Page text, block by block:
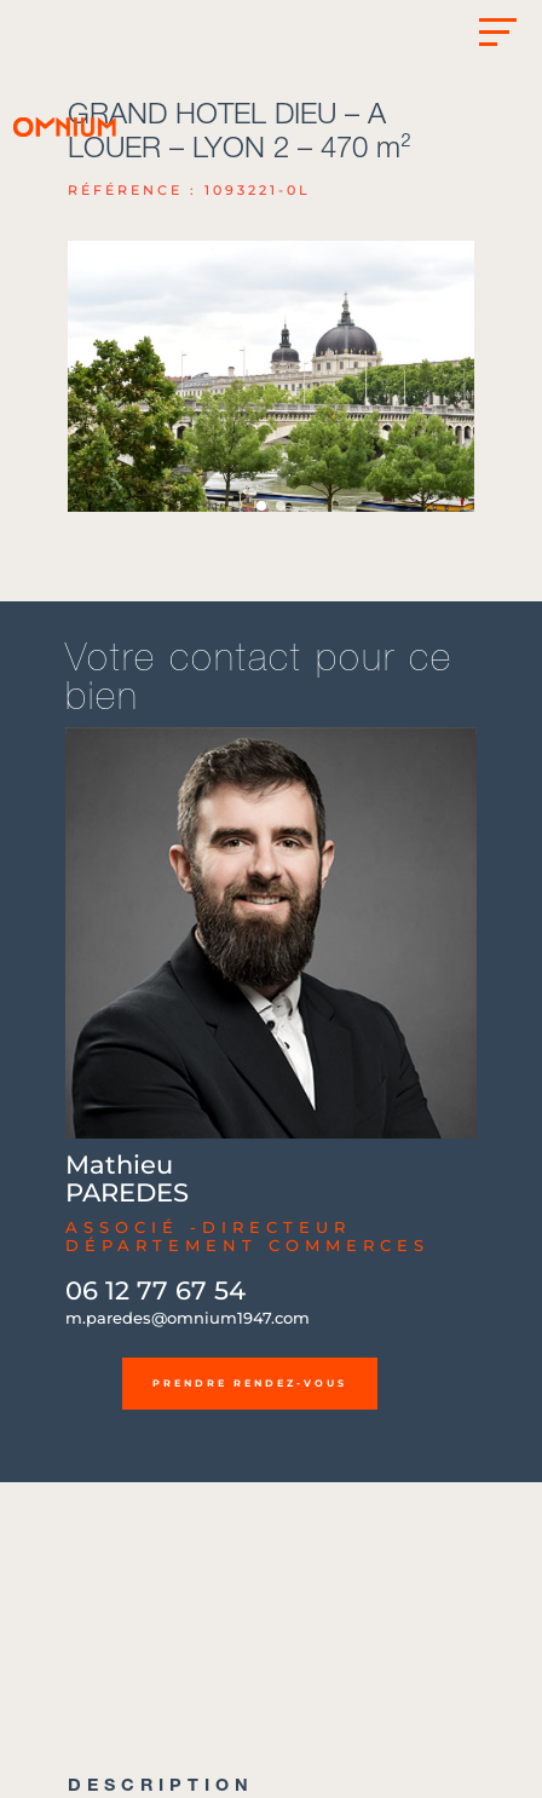
GRAND HOTEL DIEU – A
LOUER – LYON 2 – 470 m²
RÉFÉRENCE : 1093221-0L
Votre contact pour ce
bien
Mathieu
PAREDES
ASSOCIÉ -DIRECTEUR
DÉPARTEMENT COMMERCES
06 12 77 67 54
m.paredes@omnium1947.com
PRENDRE RENDEZ-VOUS
DESCRIPTION